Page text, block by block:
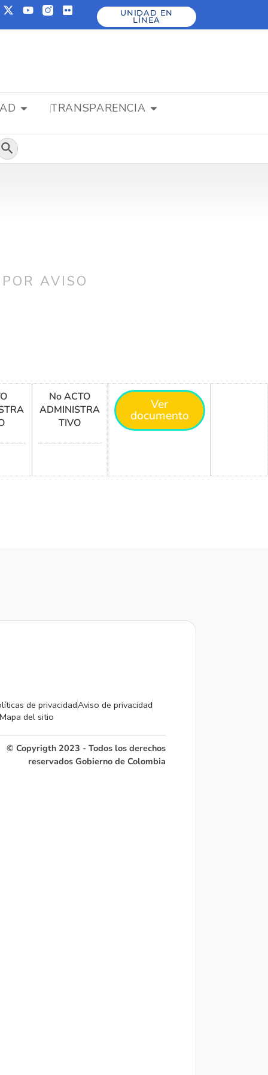
UNIDAD EN
LÍNEA
TRANSPARENCIA
de búsqueda
AVISO
No ACTO
ADMINISTRA
TIVO
Ver
documento
de privacidadAviso de privacidad
Mapa del sitio
© Copyrigth 2023 - Todos los derechos
reservados Gobierno de Colombia